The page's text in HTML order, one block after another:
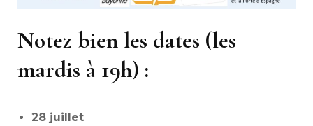
Notez bien les dates (les
mardis à 19h) :
28 juillet